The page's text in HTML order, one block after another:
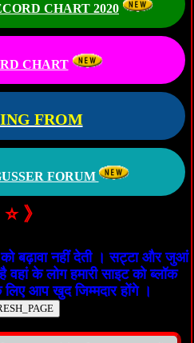
CHART 2020
CHART
FROM
FORUM
》
बढ़ावा नहीं देती । सट्टा और जुआं
वहां के लोग हमारी साइट को ब्लॉक
लिए आप खुद जिम्मदार होंगे ।